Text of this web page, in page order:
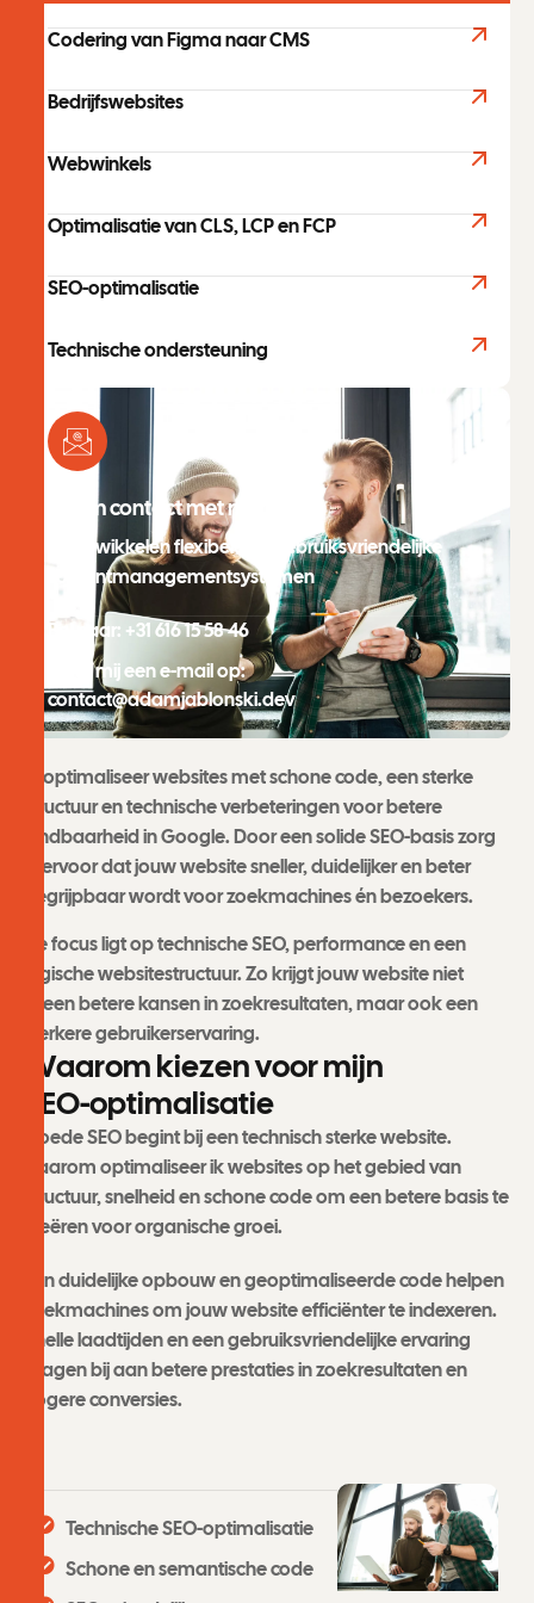
Codering van Figma naar CMS
Bedrijfswebsites
Webwinkels
Optimalisatie van CLS, LCP en FCP
SEO-optimalisatie
Technische ondersteuning
Neem contact met mij op
Ik ontwikkelen flexibele en gebruiksvriendelijke
contentmanagementsystemen
Bel naar: +31 616 15 58 46
Stuur mij een e-mail op:
contact@adamjablonski.dev
Ik optimaliseer websites met schone code, een sterke
structuur en technische verbeteringen voor betere
vindbaarheid in Google. Door een solide SEO-basis zorg
ik ervoor dat jouw website sneller, duidelijker en beter
begrijpbaar wordt voor zoekmachines én bezoekers.
De focus ligt op technische SEO, performance en een
logische websitestructuur. Zo krijgt jouw website niet
alleen betere kansen in zoekresultaten, maar ook een
sterkere gebruikerservaring.
Waaromkiezenvoormijn
EO-optimalisatie
Goede SEO begint bij een technisch sterke website.
Daarom optimaliseer ik websites op het gebied van
structuur, snelheid en schone code om een betere basis te
creëren voor organische groei.
Een duidelijke opbouw en geoptimaliseerde code helpen
zoekmachines om jouw website efficiënter te indexeren.
Snelle laadtijden en een gebruiksvriendelijke ervaring
dragen bij aan betere prestaties in zoekresultaten en
hogere conversies.
Technische SEO-optimalisatie
Schone en semantische code